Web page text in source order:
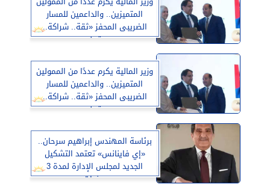
المتميزين.. والداعمين للمسار
الضريبى المحفز «ثقة.. شراكة..
يقين»
وزير المالية يكرم عددًا من الممولين
المتميزين.. والداعمين للمسار
الضريبى المحفز «ثقة.. شراكة..
يقين»
برئاسة المهندس إبراهيم سرحان..
«إي فاينانس» تعتمد التشكيل
الجديد لمجلس الإدارة لمدة 3
سنوات